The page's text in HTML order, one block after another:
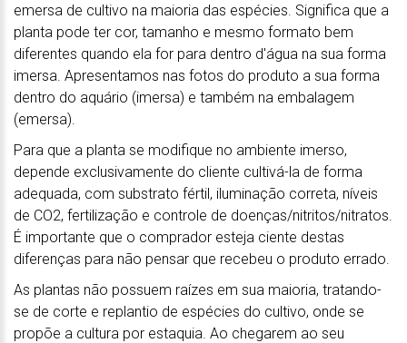
emersa de cultivo na maioria das espécies. Significa que a
planta pode ter cor, tamanho e mesmo formato bem
diferentes quando ela for para dentro d'água na sua forma
imersa. Apresentamos nas fotos do produto a sua forma
dentro do aquário (imersa) e também na embalagem
(emersa).
Para que a planta se modifique no ambiente imerso,
depende exclusivamente do cliente cultivá-la de forma
adequada, com substrato fértil, iluminação correta, níveis
de CO2, fertilização e controle de doenças/nitritos/nitratos.
É importante que o comprador esteja ciente destas
diferenças para não pensar que recebeu o produto errado.
As plantas não possuem raízes em sua maioria, tratando-
se de corte e replantio de espécies do cultivo, onde se
propõe a cultura por estaquia. Ao chegarem ao seu